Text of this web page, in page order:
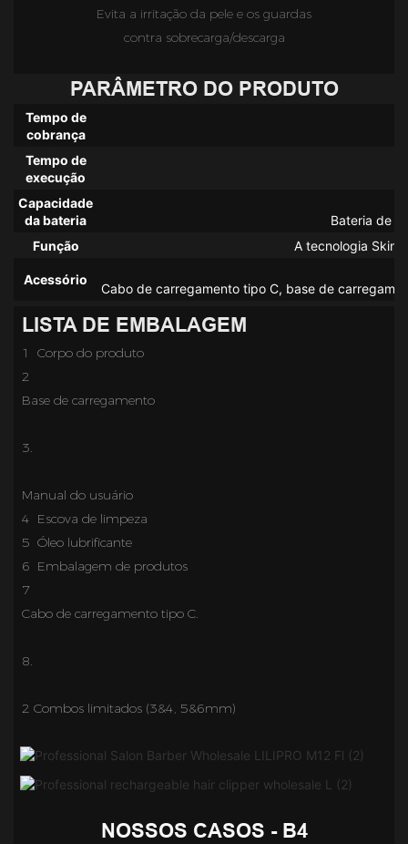
Evita a irritação da pele e os guardas
contra sobrecarga/descarga
PARÂMETRO DO PRODUTO
Tempo de
cobrança
Tempo de
execução
Capacidade
da bateria
Função
A tecnologia
Acessório
LISTA DE EMBALAGEM
1 Corpo do produto
2
Base de carregamento
Manual do usuário
4 Escova de limpeza
5
Óleo lubrificante
6 Embalagem de produtos
7
NOSSOS CASOS - B4